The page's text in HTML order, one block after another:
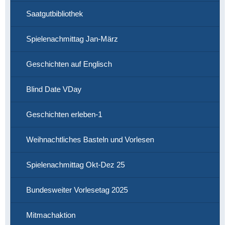
Saatgutbibliothek
Spielenachmittag Jan-März
Geschichten auf Englisch
Blind Date VDay
Geschichten erleben-1
Weihnachtliches Basteln und Vorlesen
Spielenachmittag Okt-Dez 25
Bundesweiter Vorlesetag 2025
Mitmachaktion